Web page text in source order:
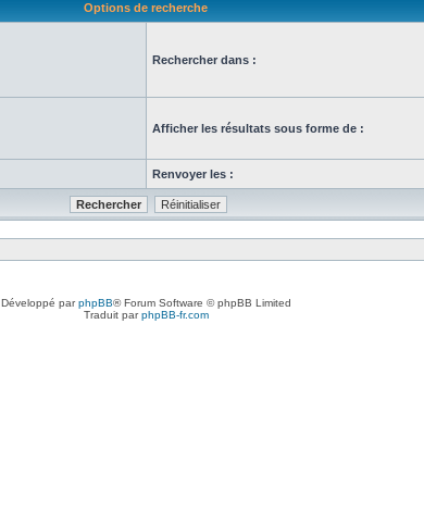
Options de recherche
Rechercher dans :
Afficher les résultats sous forme de :
Renvoyer les :
Développé parphpBB® Forum Software © phpBB Limited
Traduit parphpBB-fr.com